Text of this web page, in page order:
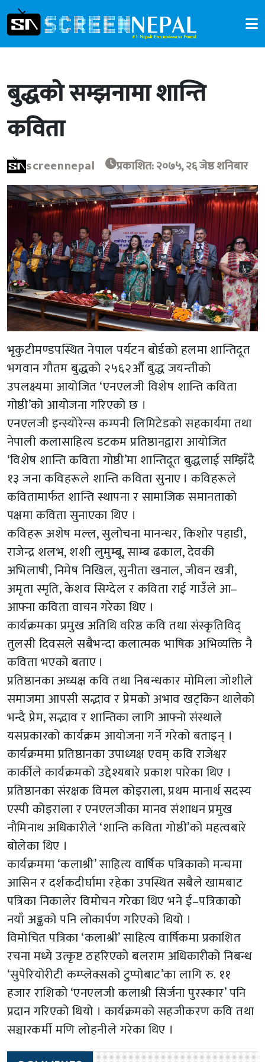
बुद्धको सम्झनामा शान्ति
कविता
screennepal प्रकाशित: २०७५, २६ जेष्ठ शनिबार
भृकुटीमण्डपस्थित नेपाल पर्यटन बोर्डको हलमा शान्तिदूत
भगवान गौतम बुद्धको २५६२औँ बुद्ध जयन्तीको
उपलक्ष्यमा आयोजित ‘एनएलजी विशेष शान्ति कविता
गोष्ठी’को आयोजना गरिएको छ ।
एनएलजी इन्स्योरेन्स कम्पनी लिमिटेडको सहकार्यमा तथा
नेपाली कलासाहित्य डटकम प्रतिष्ठानद्वारा आयोजित
‘विशेष शान्ति कविता गोष्ठी’मा शान्तिदूत बुद्धलाई सम्झिँदै
१३ जना कविहरूले शान्ति कविता सुनाए । कविहरूले
कवितामार्फत शान्ति स्थापना र सामाजिक समानताको
पक्षमा कविता सुनाएका थिए ।
कविहरू अशेष मल्ल, सुलोचना मानन्धर, किशोर पहाडी,
राजेन्द्र शलभ, शशी लुमुम्बू, साम्ब ढकाल, देवकी
अभिलाषी, निमेष निखिल, सुनीता खनाल, जीवन खत्री,
अमृता स्मृति, केशव सिग्देल र कविता राई गाउँले आ–
आफ्ना कविता वाचन गरेका थिए ।
कार्यक्रमका प्रमुख अतिथि वरिष्ठ कवि तथा संस्कृतिविद्
तुलसी दिवसले सबैभन्दा कलात्मक भाषिक अभिव्यक्ति नै
कविता भएको बताए ।
प्रतिष्ठानका अध्यक्ष कवि तथा निबन्धकार मोमिला जोशीले
समाजमा आपसी सद्भाव र प्रेमको अभाव खट्किन थालेको
भन्दै प्रेम, सद्भाव र शान्तिका लागि आफ्नो संस्थाले
यसप्रकारको कार्यक्रम आयोजना गर्ने गरेको बताइन् ।
कार्यक्रममा प्रतिष्ठानका उपाध्यक्ष एवम् कवि राजेश्वर
कार्कीले कार्यक्रमको उद्देश्यबारे प्रकाश पारेका थिए ।
प्रतिष्ठानका संरक्षक विमल कोइराला, प्रथम मानार्थ सदस्य
एस्पी कोइराला र एनएलजीका मानव संशाधन प्रमुख
नौमिनाथ अधिकारीले ‘शान्ति कविता गोष्ठी’को महत्वबारे
बोलेका थिए ।
कार्यक्रममा ‘कलाश्री’ साहित्य वार्षिक पत्रिकाको मन्चमा
आसिन र दर्शकदीर्घामा रहेका उपस्थित सबैले खामबाट
पत्रिका निकालेर विमोचन गरेका थिए भने ई–पत्रिकाको
नयाँ अङ्कको पनि लोकार्पण गरिएको थियो ।
विमोचित पत्रिका ‘कलाश्री’ साहित्य वार्षिकमा प्रकाशित
रचना मध्ये उत्कृष्ट ठहरिएको बलराम अधिकारीको निबन्ध
‘सुपेरियोरीटी कम्प्लेक्सको टुप्पोबाट’का लागि रु. ११
हजार राशिको ‘एनएलजी कलाश्री सिर्जना पुरस्कार’ पनि
प्रदान गरिएको थियो । कार्यक्रमको सहजीकरण कवि तथा
सञ्चारकर्मी मणि लोहनीले गरेका थिए ।